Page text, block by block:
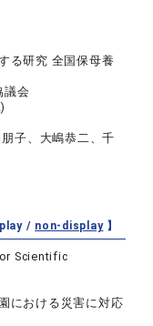
る研究 全国保母養
議会
子、大嶋恭二、千
/ non-display】
Scientific
における災害に対応